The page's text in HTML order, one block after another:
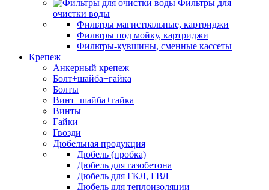
Фильтры для
очистки воды
Фильтры магистральные, картриджи
Фильтры под мойку, картриджи
Фильтры-кувшины, сменные кассеты
Крепеж
Анкерный крепеж
Болт+шайба+гайка
Болты
Винт+шайба+гайка
Винты
Гайки
Гвозди
Дюбельная продукция
Дюбель (пробка)
Дюбель для газобетона
Дюбель для ГКЛ, ГВЛ
Дюбель для теплоизоляции